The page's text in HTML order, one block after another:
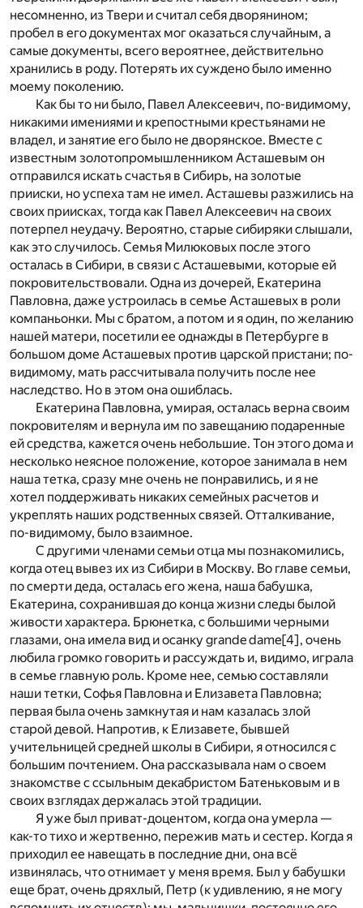
несомненно, из Твери и считал себя дворянином;
пробел в его документах мог оказаться случайным, а
самые документы, всего вероятнее, действительно
хранились в роду. Потерять их суждено было именно
моему поколению.
Как бы то ни было, Павел Алексеевич, по-видимому,
никакими имениями и крепостными крестьянами не
владел, и занятие его было не дворянское. Вместе с
известным золотопромышленником Асташевым он
отправился искать счастья в Сибирь, на золотые
прииски, но успеха там не имел. Асташевы разжились на
своих приисках, тогда как Павел Алексеевич на своих
потерпел неудачу. Вероятно, старые сибиряки слышали,
как это случилось. Семья Милюковых после этого
осталась в Сибири, в связи с Асташевыми, которые ей
покровительствовали. Одна из дочерей, Екатерина
Павловна, даже устроилась в семье Асташевых в роли
компаньонки. Мы с братом, а потом и я один, по желанию
нашей матери, посетили ее однажды в Петербурге в
большом доме Асташевых против царской пристани; по-
видимому, мать рассчитывала получить после нее
наследство. Но в этом она ошиблась.
Екатерина Павловна, умирая, осталась верна своим
покровителям и вернула им по завещанию подаренные
ей средства, кажется очень небольшие. Тон этого дома и
несколько неясное положение, которое занимала в нем
наша тетка, сразу мне очень не понравились, и я не
хотел поддерживать никаких семейных расчетов и
укреплять наших родственных связей. Отталкивание,
по-видимому, было взаимное.
С другими членами семьи отца мы познакомились,
когда отец вывез их из Сибири в Москву. Во главе семьи,
по смерти деда, осталась его жена, наша бабушка,
Екатерина, сохранившая до конца жизни следы былой
живости характера. Брюнетка, с большими черными
глазами, она имела вид и осанку grande dame[4], очень
любила громко говорить и рассуждать и, видимо, играла
в семье главную роль. Кроме нее, семью составляли
наши тетки, Софья Павловна и Елизавета Павловна;
первая была очень замкнутая и нам казалась злой
старой девой. Напротив, к Елизавете, бывшей
учительницей средней школы в Сибири, я относился с
большим почтением. Она рассказывала нам о своем
знакомстве с ссыльным декабристом Батеньковым и в
своих взглядах держалась этой традиции.
Я уже был приват-доцентом, когда она умерла —
как-то тихо и жертвенно, пережив мать и сестер. Когда я
приходил ее навещать в последние дни, она всё
извинялась, что отнимает у меня время. Был у бабушки
еще брат, очень дряхлый, Петр (к удивлению, я не могу